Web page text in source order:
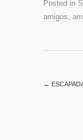
Posted in
amigos
←